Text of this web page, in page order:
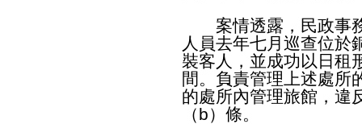
案情透露，民政事務
人員去年七月巡查位於
裝客人，並成功以日租
間。負責管理上述處所
的處所內管理旅館，違
（b）條。